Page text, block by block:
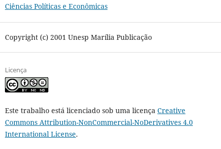
Ciências Políticas e Econômicas
Copyright (c) 2001 Unesp Marília Publicação
Licença
Este trabalho está licenciado sob uma licença Creative
Commons Attribution-NonCommercial-NoDerivatives 4.0
International License.